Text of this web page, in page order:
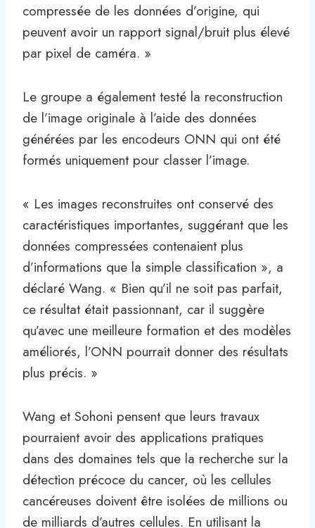
compressée de les données d’origine, qui
peuvent avoir un rapport signal/bruit plus élevé
par pixel de caméra. »
Le groupe a également testé la reconstruction
de l’image originale à l’aide des données
générées par les encodeurs ONN qui ont été
formés uniquement pour classer l’image.
« Les images reconstruites ont conservé des
caractéristiques importantes, suggérant que les
données compressées contenaient plus
d’informations que la simple classification », a
déclaré Wang. « Bien qu’il ne soit pas parfait,
ce résultat était passionnant, car il suggère
qu’avec une meilleure formation et des modèles
améliorés, l’ONN pourrait donner des résultats
plus précis. »
Wang et Sohoni pensent que leurs travaux
pourraient avoir des applications pratiques
dans des domaines tels que la recherche sur la
détection précoce du cancer, où les cellules
cancéreuses doivent être isolées de millions ou
de milliards d’autres cellules. En utilisant la